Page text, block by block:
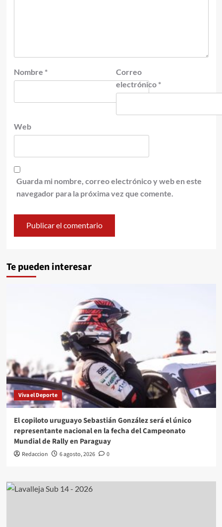
Nombre *
Correo
electrónico *
Web
Guarda mi nombre, correo electrónico y web en este
navegador para la próxima vez que comente.
Te pueden interesar
Viva el Deporte
El copiloto uruguayo Sebastián González será el único
representante nacional en la fecha del Campeonato
Mundial de Rally en Paraguay
Redaccion 6 agosto, 2026 0